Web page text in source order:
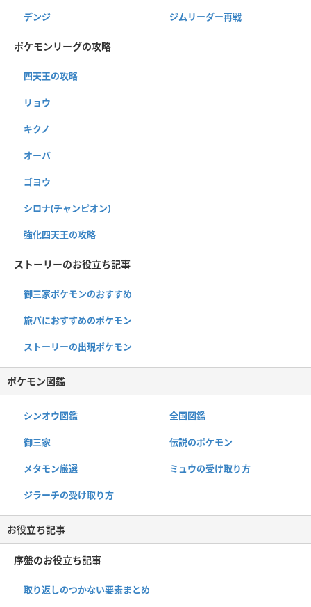
デンジ ジムリーダー再戦
ポケモンリーグの攻略
四天王の攻略
リョウ
キクノ
オーバ
ゴヨウ
シロナ(チャンピオン)
強化四天王の攻略
ストーリーのお役立ち記事
御三家ポケモンのおすすめ
旅パにおすすめのポケモン
ストーリーの出現ポケモン
ポケモン図鑑
シンオウ図鑑 全国図鑑
御三家 伝説のポケモン
メタモン厳選 ミュウの受け取り方
ジラーチの受け取り方
お役立ち記事
序盤のお役立ち記事
取り返しのつかない要素まとめ